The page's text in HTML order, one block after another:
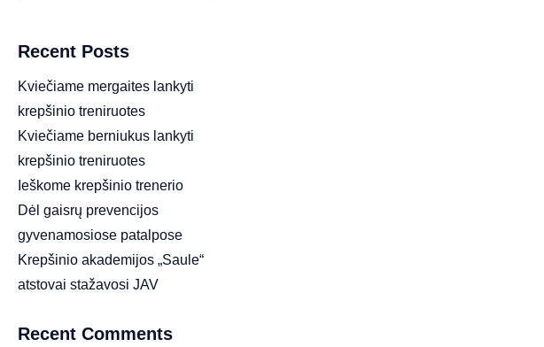
Recent Posts
Kviečiame mergaites lankyti
krepšinio treniruotes
Kviečiame berniukus lankyti
krepšinio treniruotes
Ieškome krepšinio trenerio
Dėl gaisrų prevencijos
gyvenamosiose patalpose
Krepšinio akademijos „Saule“
atstovai stažavosi JAV
Recent Comments